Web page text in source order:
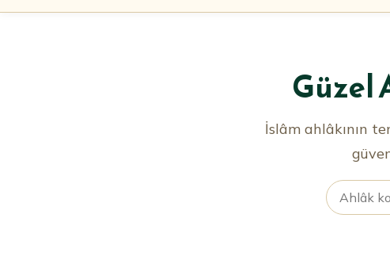
Güzel
İslâm ahlâkının